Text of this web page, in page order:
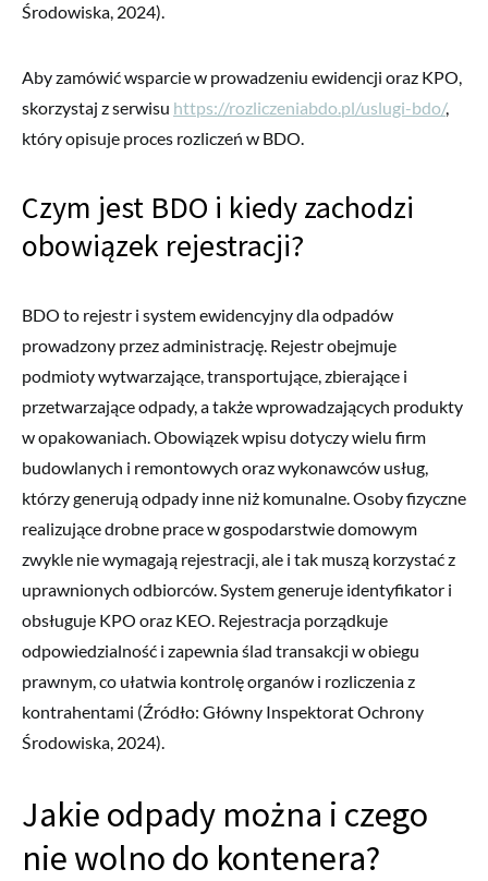
Środowiska, 2024).
Aby zamówić wsparcie w prowadzeniu ewidencji oraz KPO,
skorzystaj z serwisu https://rozliczeniabdo.pl/uslugi-bdo/,
który opisuje proces rozliczeń w BDO.
Czym jest BDO i kiedy zachodzi
obowiązek rejestracji?
BDO to rejestr i system ewidencyjny dla odpadów
prowadzony przez administrację. Rejestr obejmuje
podmioty wytwarzające, transportujące, zbierające i
przetwarzające odpady, a także wprowadzających produkty
w opakowaniach. Obowiązek wpisu dotyczy wielu firm
budowlanych i remontowych oraz wykonawców usług,
którzy generują odpady inne niż komunalne. Osoby fizyczne
realizujące drobne prace w gospodarstwie domowym
zwykle nie wymagają rejestracji, ale i tak muszą korzystać z
uprawnionych odbiorców. System generuje identyfikator i
obsługuje KPO oraz KEO. Rejestracja porządkuje
odpowiedzialność i zapewnia ślad transakcji w obiegu
prawnym, co ułatwia kontrolę organów i rozliczenia z
kontrahentami (Źródło: Główny Inspektorat Ochrony
Środowiska, 2024).
Jakie odpady można i czego
nie wolno do kontenera?